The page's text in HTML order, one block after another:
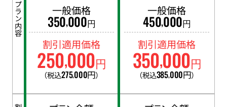
プラン内容 一般価格
350,000円
割引適用価格
250,000円
（税込275,000円）
一般価格
450,000円
割引適用価格
350,000円
（税込385,000円）